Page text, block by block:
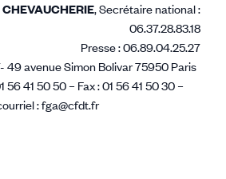
, Secrétaire national :
06.37.28.83.18
Presse : 06.89.04.25.27
49 avenue Simon Bolivar 75950 Paris
56 41 50 50 – Fax : 01 56 41 50 30 –
: fga@cfdt.fr